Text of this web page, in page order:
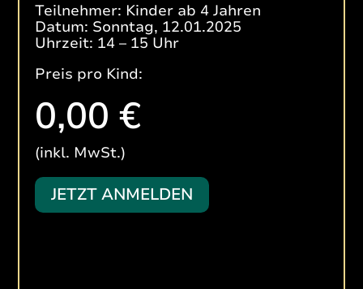
Teilnehmer: Kinder ab 4 Jahren
Datum: Sonntag, 12.01.2025
Uhrzeit: 14 – 15 Uhr
Preis pro Kind:
0,00 €
(inkl. MwSt.)
JETZT ANMELDEN